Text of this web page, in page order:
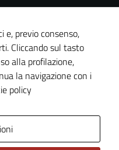
e, previo consenso,
Cliccando sul tasto
alla profilazione,
la navigazione con i
policy
Tecnici
Questi cookie
sono necessari
funzionamento
del sito e non